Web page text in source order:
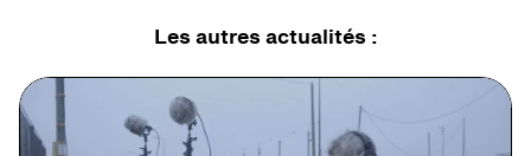
Les autres actualités :